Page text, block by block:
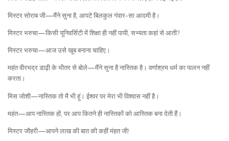
मिस्टर सोराब जी—मैंने सुना है, आपटे बिलकुल गंवार-सा आदमी है।
मिस्टर भरुचा—किसी यूनिवर्सिटी में शिक्षा ही नहीं पायी, सभ्यता कहां से आती?
मिस्टर भरुचा—आज उसे खूब बनाना चाहिए।
महंत वीरभद्र डाढ़ी के भीतर से बोले—मैंने सुना है नास्तिक है। वर्णाश्रम धर्म का पालन नहीं
करता।
मिस जोशी—नास्तिक तो मै भी हूं। ईश्वर पर मेरा भी विश्वास नहीं है।
महंत—आप नास्तिक हों, पर आप कितने ही नास्तिकों को आस्तिक बना देती हैं।
मिस्टर जौहरी—आपने लाख की बात की कहीं मंहत जी!